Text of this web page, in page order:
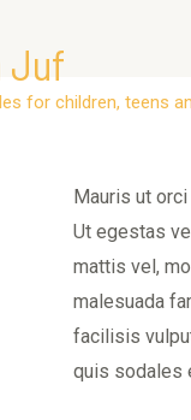
Juf
for children, teens
Mauris ut
Ut egestas
mattis vel,
malesuada
facilisis
quis sodales